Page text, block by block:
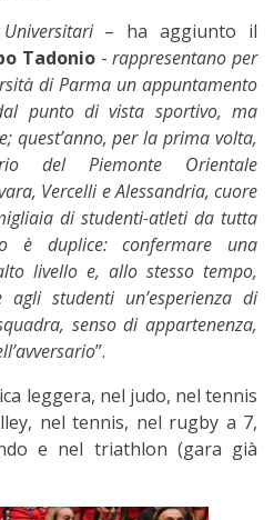
– ha aggiunto il
Tadonio-rappresentano per
di Parma un appuntamento
punto di vista sportivo, ma
quest’anno, per la prima volta,
del Piemonte Orientale
Vercelli e Alessandria, cuore
di studenti-atleti da tutta
è duplice: confermare una
livello e, allo stesso tempo,
studenti un’esperienza di
senso di appartenenza,
”.
leggera, nel judo, nel tennis
nel tennis, nel rugby a 7,
e nel triathlon (gara già